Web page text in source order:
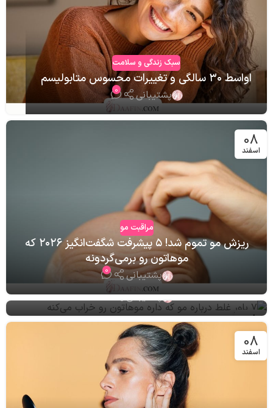
سبک زندگی و سلامت
اواسط ۳۰ سالگی و تغییرات محسوس متابولیسم‌
پشتیبانی 0
08
اسفند
مراقبت مو
ریزش مو تموم شد! ۵ پیشرفت شگفت‌انگیز ۲۰۲۶ که
موهاتون رو برمی‌گردونه
پشتیبانی 0
08
اسفند
مراقبت مو
۷ باور غلط درباره مو که داره موهاتون رو خراب
می‌کنه
پشتیبانی 0
08
اسفند